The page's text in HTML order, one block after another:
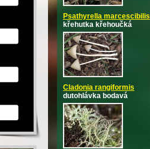
Psathyrella marcescibilis
křehutka křehoučká
Cladonia rangiformis
dutohlávka bodavá